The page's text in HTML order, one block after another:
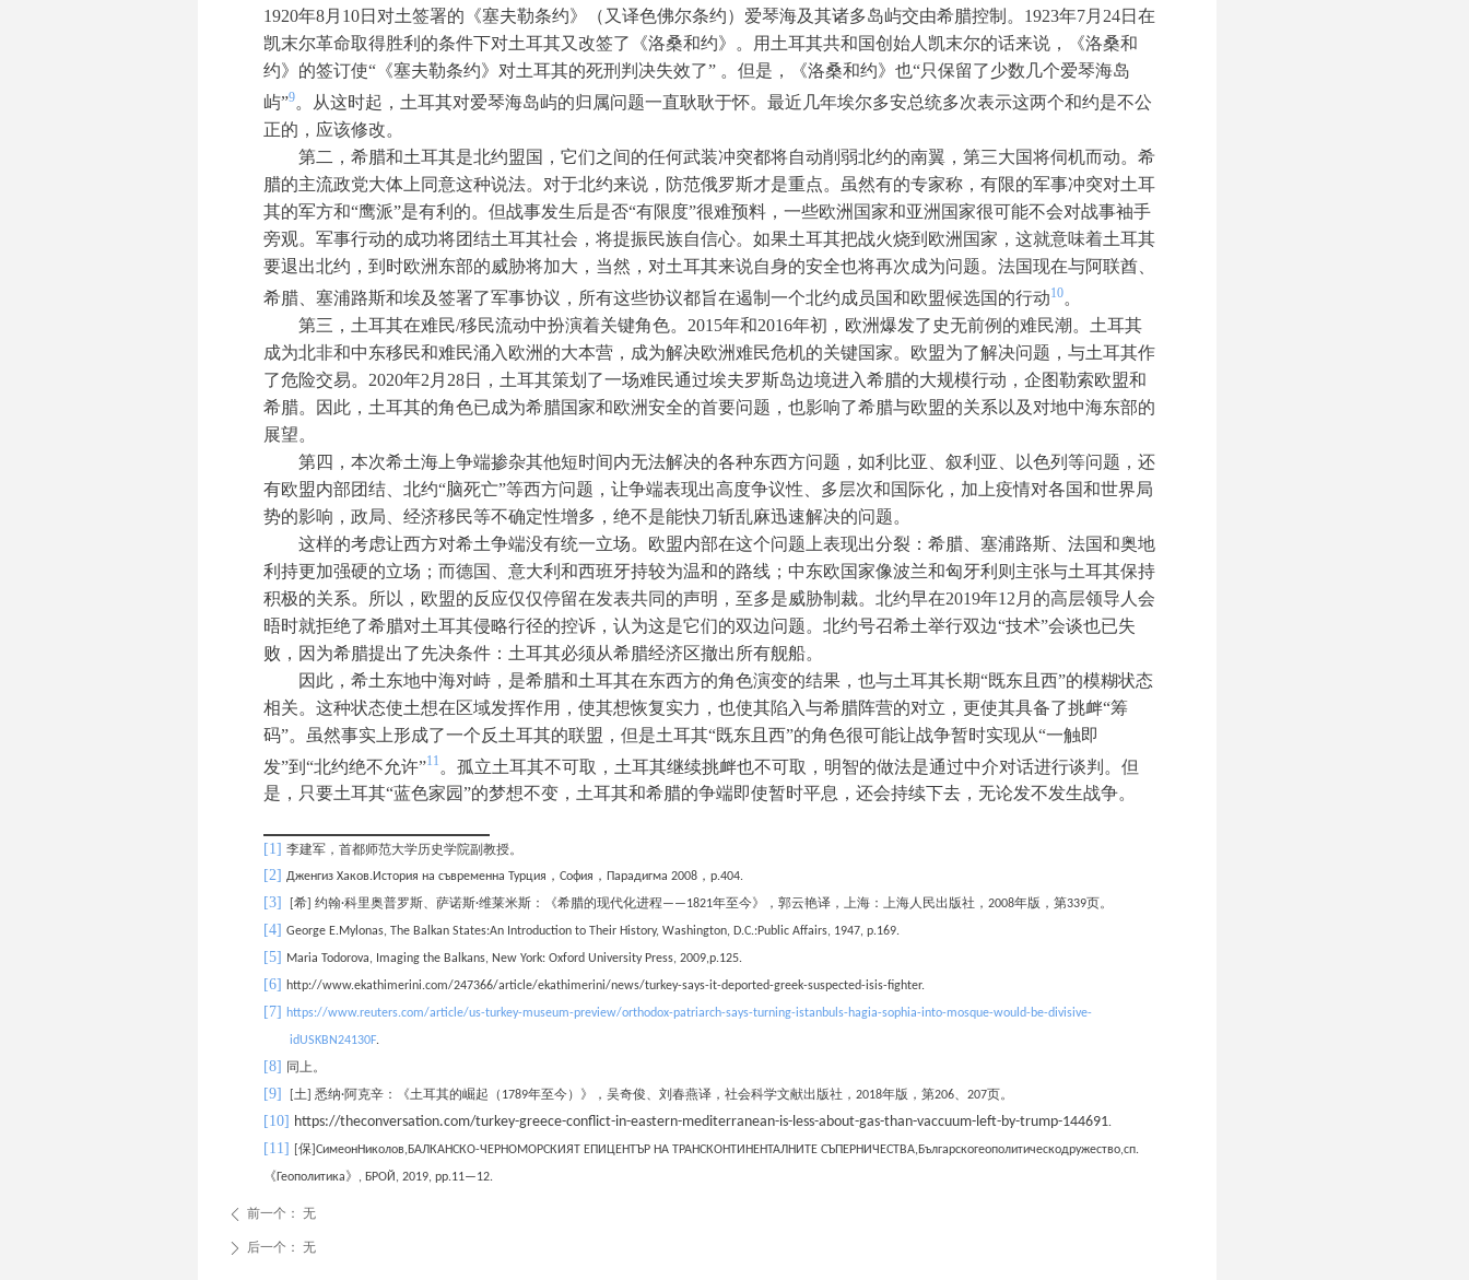
1920年8月10日对土签署的《塞夫勒条约》（又译色佛尔条约）爱琴海及其诸多岛屿交由希腊控制。1923年7月24日在
凯末尔革命取得胜利的条件下对土耳其又改签了《洛桑和约》。用土耳其共和国创始人凯末尔的话来说，《洛桑和
约》的签订使“《塞夫勒条约》对土耳其的死刑判决失效了” 。但是，《洛桑和约》也“只保留了少数几个爱琴海岛
屿”9。从这时起，土耳其对爱琴海岛屿的归属问题一直耿耿于怀。最近几年埃尔多安总统多次表示这两个和约是不公
正的，应该修改。
第二，希腊和土耳其是北约盟国，它们之间的任何武装冲突都将自动削弱北约的南翼，第三大国将伺机而动。希
腊的主流政党大体上同意这种说法。对于北约来说，防范俄罗斯才是重点。虽然有的专家称，有限的军事冲突对土耳
其的军方和“鹰派”是有利的。但战事发生后是否“有限度”很难预料，一些欧洲国家和亚洲国家很可能不会对战事袖手
旁观。军事行动的成功将团结土耳其社会，将提振民族自信心。如果土耳其把战火烧到欧洲国家，这就意味着土耳其
要退出北约，到时欧洲东部的威胁将加大，当然，对土耳其来说自身的安全也将再次成为问题。法国现在与阿联酋、
希腊、塞浦路斯和埃及签署了军事协议，所有这些协议都旨在遏制一个北约成员国和欧盟候选国的行动10。
第三，土耳其在难民/移民流动中扮演着关键角色。2015年和2016年初，欧洲爆发了史无前例的难民潮。土耳其
成为北非和中东移民和难民涌入欧洲的大本营，成为解决欧洲难民危机的关键国家。欧盟为了解决问题，与土耳其作
了危险交易。2020年2月28日，土耳其策划了一场难民通过埃夫罗斯岛边境进入希腊的大规模行动，企图勒索欧盟和
希腊。因此，土耳其的角色已成为希腊国家和欧洲安全的首要问题，也影响了希腊与欧盟的关系以及对地中海东部的
展望。
第四，本次希土海上争端掺杂其他短时间内无法解决的各种东西方问题，如利比亚、叙利亚、以色列等问题，还
有欧盟内部团结、北约“脑死亡”等西方问题，让争端表现出高度争议性、多层次和国际化，加上疫情对各国和世界局
势的影响，政局、经济移民等不确定性增多，绝不是能快刀斩乱麻迅速解决的问题。
这样的考虑让西方对希土争端没有统一立场。欧盟内部在这个问题上表现出分裂：希腊、塞浦路斯、法国和奥地
利持更加强硬的立场；而德国、意大利和西班牙持较为温和的路线；中东欧国家像波兰和匈牙利则主张与土耳其保持
积极的关系。所以，欧盟的反应仅仅停留在发表共同的声明，至多是威胁制裁。北约早在2019年12月的高层领导人会
晤时就拒绝了希腊对土耳其侵略行径的控诉，认为这是它们的双边问题。北约号召希土举行双边“技术”会谈也已失
败，因为希腊提出了先决条件：土耳其必须从希腊经济区撤出所有舰船。
因此，希土东地中海对峙，是希腊和土耳其在东西方的角色演变的结果，也与土耳其长期“既东且西”的模糊状态
相关。这种状态使土想在区域发挥作用，使其想恢复实力，也使其陷入与希腊阵营的对立，更使其具备了挑衅“筹
码”。虽然事实上形成了一个反土耳其的联盟，但是土耳其“既东且西”的角色很可能让战争暂时实现从“一触即
发”到“北约绝不允许”11
。孤立土耳其不可取，土耳其继续挑衅也不可取，明智的做法是通过中介对话进行谈判。但
是，只要土耳其“蓝色家园”的梦想不变，土耳其和希腊的争端即使暂时平息，还会持续下去，无论发不发生战争。
[1] 李建军，首都师范大学历史学院副教授。
[2] Дженгиз Хаков.История на съвременна Турция ， София ， Парадигма 2008 ， p.404.
[3] [希] 约翰·科里奥普罗斯、 萨诺斯·维莱米斯 ：《希腊的现代化进程——1821年至今》，郭云艳译，上海：上海人民出版社， 2008年版 ， 第339页 。
[4] George E.Mylonas, The Balkan States:An Introduction to Their History, Washington, D.C.:Public Affairs, 1947, p.169.
[5] Maria Todorova, Imaging the Balkans, New York: Oxford University Press, 2009,p.125.
[6] http://www.ekathimerini.com/247366/article/ekathimerini/news/turkey-says-it-deported-greek-suspected-isis-fighter.
[7] https://www.reuters.com/article/us-turkey-museum-preview/orthodox-patriarch-says-turning-istanbuls-hagia-sophia-into-mosque-would-be-divisive-
idUSKBN24130F.
[8] 同上。
[9] 土 悉纳·阿克辛：《土耳其的崛起（ 1789年至今）》，吴奇俊、刘春燕译，社会科学文献出版社， 2018年版，第206、207页。
[10] https://theconversation.com/turkey-greece-conflict-in-eastern-mediterranean-is-less-about-gas-than-vaccuum-left-by-trump-144691.
[11] 保 ]СимеонНиколов, БАЛКАНСКО-ЧЕРНОМОРСКИЯТ ЕПИЦЕНТЪР НА ТРАНСКОНТИНЕНТАЛНИТЕ СЪПЕРНИЧЕСТВА, Българскогеополитическодружество,сп.
《 Геополитика》 , БРОЙ , 2019, pp.11—12.
ꄴ 前一个： 无
ꄲ 后一个： 无